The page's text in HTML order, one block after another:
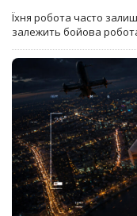
Їхня робота часто
залежить бойова